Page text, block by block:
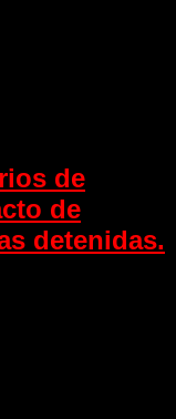
de
de
detenidas.